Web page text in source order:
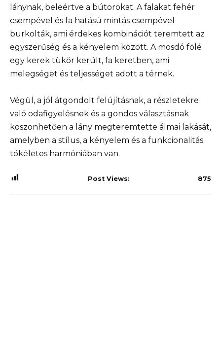
lánynak, beleértve a bútorokat. A falakat fehér
csempével és fa hatású mintás csempével
burkolták, ami érdekes kombinációt teremtett az
egyszerűség és a kényelem között. A mosdó fölé
egy kerek tükör került, fa keretben, ami
melegséget és teljességet adott a térnek.
Végül, a jól átgondolt felújításnak, a részletekre
való odafigyelésnek és a gondos választásnak
köszönhetően a lány megteremtette álmai lakását,
amelyben a stílus, a kényelem és a funkcionalitás
tökéletes harmóniában van.
Post Views: 875